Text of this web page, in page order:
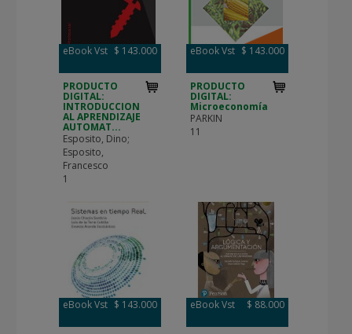
eBook Vst $ 143.000
PRODUCTO
DIGITAL:
INTRODUCCION
AL APRENDIZAJE
AUTOMAT...
Esposito, Dino;
Esposito,
Francesco
1
eBook Vst $ 143.000
PRODUCTO
DIGITAL:
Microeconomía
PARKIN
11
eBook Vst $ 143.000 eBook Vst $ 88.000